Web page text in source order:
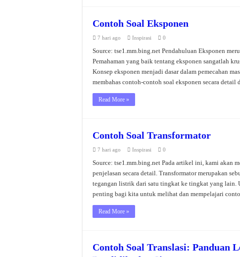
Contoh Soal Eksponen
7 hari ago Inspirasi 0
Source: tse1.mm.bing.net Pendahuluan Eksponen
Pemahaman yang baik tentang eksponen sangatlah
Konsep eksponen menjadi dasar dalam pemecahan
membahas contoh-contoh soal eksponen secara
Read More »
Contoh Soal Transformator
7 hari ago Inspirasi 0
Source: tse1.mm.bing.net Pada artikel ini, kami akan
penjelasan secara detail. Transformator merupakan
tegangan listrik dari satu tingkat ke tingkat yang lain.
penting bagi kita untuk melihat dan mempelajari
Read More »
Contoh Soal Translasi: Panduan